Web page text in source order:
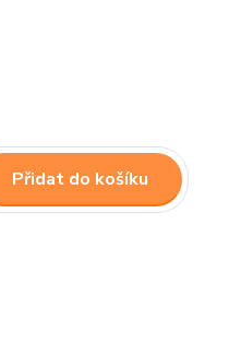
Přidat do košíku